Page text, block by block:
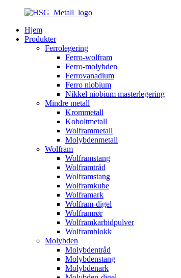
Hjem
Produkter
Ferrolegering
Ferro-wolfram
Ferro-molybden
Ferrovanadium
Ferro niobium
Nikkel niobium masterlegering
Mindre metall
Krommetall
Koboltmetall
Wolframmetall
Molybdenmetall
Wolfram
Wolframstang
Wolframtråd
Wolframstang
Wolframkube
Wolframark
Wolfram-digel
Wolframrør
Wolframkarbidpulver
Wolframblokk
Molybden
Molybdentråd
Molybdenstang
Molybdenark